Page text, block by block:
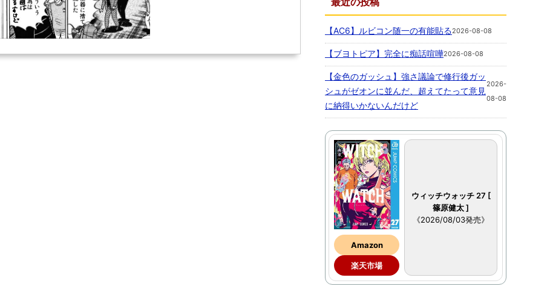
【AC6】ルビコン随一の有能貼る2026-08-08
【ブヨトピア】完全に痴話喧嘩2026-08-08
【金色のガッシュ】強さ議論で修行後ガッ
シュがゼオンに並んだ、超えてたって意見
に納得いかないんだけど
2026-
08-08
Amazon
楽天市場
ウィッチウォッチ 27 [
篠原健太 ]
《2026/08/03発売》